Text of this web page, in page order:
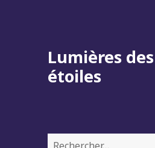
Lumières des
étoiles
Rechercher :